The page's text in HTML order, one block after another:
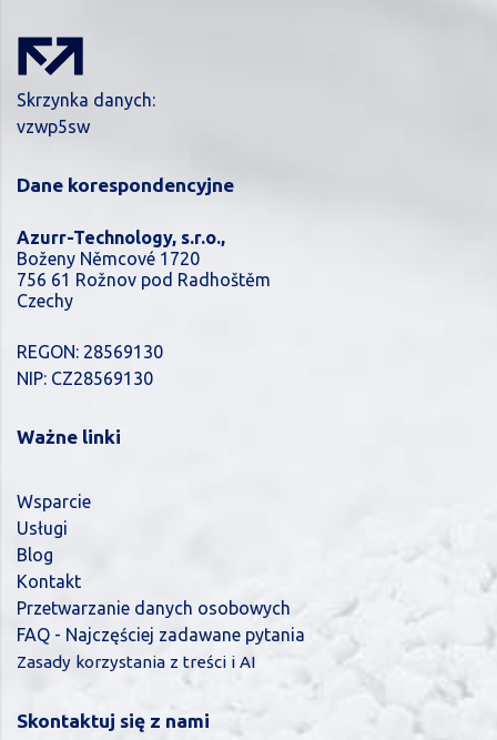
Skrzynka danych:
vzwp5sw
Dane korespondencyjne
Azurr-Technology, s.r.o.,
Boženy Němcové 1720
756 61 Rožnov pod Radhoštěm
Czechy
REGON: 28569130
NIP: CZ28569130
Ważne linki
Wsparcie
Usługi
Blog
Kontakt
Przetwarzanie danych osobowych
FAQ - Najczęściej zadawane pytania
Zasady korzystania z treści i AI
Skontaktuj się z nami